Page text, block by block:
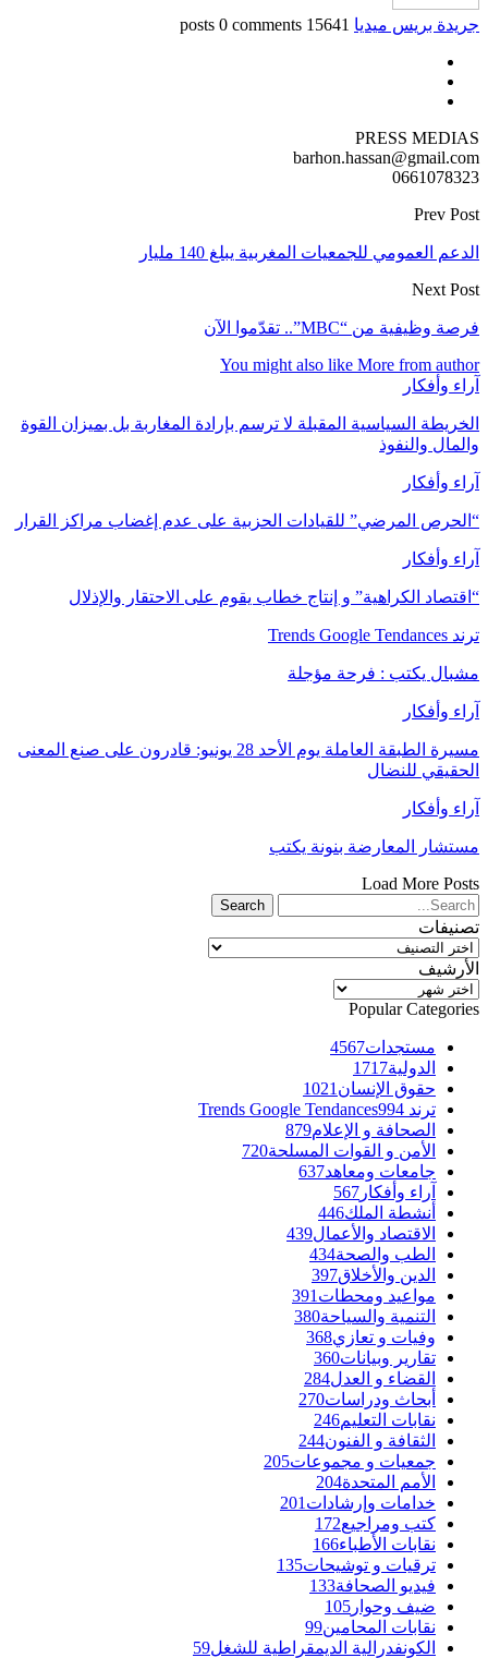
جريدة بريس ميديا 15641 posts
0 comments
PRESS MEDIAS
barhon.hassan@gmail.com
0661078323
Prev Post
الدعم العمومي للجمعيات المغربية يبلغ 140 مليار
Next Post
فرصة وظيفية من “MBC”.. تقدّموا الآن
You might also like More from author
آراء وأفكار
الخريطة السياسية المقبلة لا ترسم بإرادة المغاربة بل بميزان القوة
والمال والنفوذ
آراء وأفكار
“الحرص المرضي” للقيادات الحزبية على عدم إغضاب مراكز القرار
آراء وأفكار
“اقتصاد الكراهية” و إنتاج خطاب يقوم على الاحتقار والإذلال
ترند Trends Google Tendances
مشبال يكتب : فرحة مؤجلة
آراء وأفكار
مسيرة الطبقة العاملة يوم الأحد 28 يونيو: قادرون على صنع المعنى
الحقيقي للنضال
آراء وأفكار
مستشار المعارضة بنونة يكتب
Load More Posts
تصنيفات
تصنيفات
الأرشيف
الأرشيف
Popular Categories
مستجدات4567
الدولية1717
حقوق الإنسان 1021
ترند Trends Google Tendances 994
الصحافة و الإعلام879
الأمن و القوات المسلحة720
جامعات ومعاهد637
آراء وأفكار 567
أنشطة الملك446
الاقتصاد والأعمال439
الطب والصحة434
الدين والأخلاق397
مواعيد ومحطات 391
التنمية والسياحة380
وفيات و تعازي368
تقارير وبيانات360
القضاء و العدل284
أبحاث ودراسات270
نقابات التعليم246
الثقافة و الفنون244
جمعيات و مجموعات205
الأمم المتحدة204
خدامات وإرشادات 201
كتب ومراجيع172
نقابات الأطباء166
ترقيات و توشيحات135
فيديو الصحافة133
ضيف وحوار 105
نقابات المحامين99
الكونفدرالية الديمقراطية للشغل59